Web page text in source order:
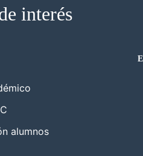
interés
alumnos